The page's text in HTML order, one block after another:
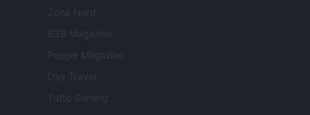
Zona Nerd
B2B Magazine
People Magazine
Day Travel
Tutto Gaming